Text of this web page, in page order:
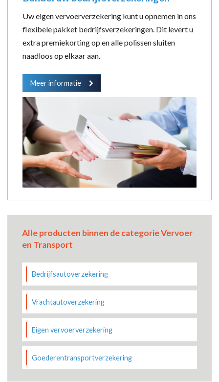
Uw eigen vervoerverzekering kunt u opnemen in ons
flexibele pakket bedrijfsverzekeringen. Dit levert u
extra premiekorting op en alle polissen sluiten
naadloos op elkaar aan.
Meer informatie
Alle producten binnen de categorie Vervoer
en Transport
Bedrijfsautoverzekering
Vrachtautoverzekering
Eigen vervoerverzekering
Goederentransportverzekering